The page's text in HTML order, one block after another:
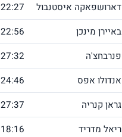
דארושפאקה איסטנבול 22:27
באיירן מינכן 22:56
פנרבחצ'ה 27:32
אנדולו אפס 24:46
גראן קנריה 27:37
ריאל מדריד 18:16